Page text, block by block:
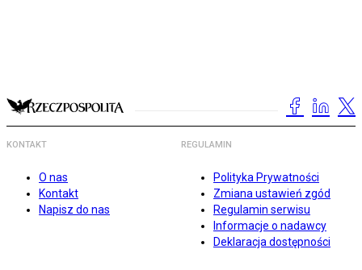
KONTAKT
O nas
Kontakt
Napisz do nas
REGULAMIN
Polityka Prywatności
Zmiana ustawień zgód
Regulamin serwisu
Informacje o nadawcy
Deklaracja dostępności